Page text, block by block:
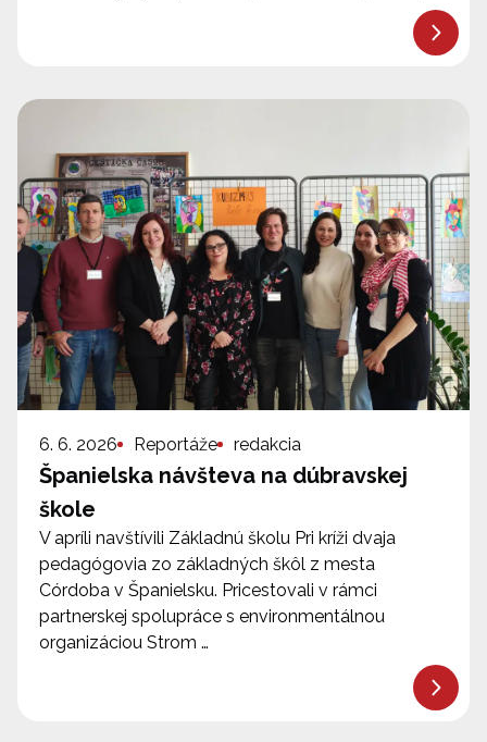
6. 6. 2026 Reportáže redakcia
Španielska návšteva na dúbravskej
škole
V apríli navštívili Základnú školu Pri kríži dvaja
pedagógovia zo základných škôl z mesta
Córdoba v Španielsku. Pricestovali v rámci
partnerskej spolupráce s environmentálnou
organizáciou Strom …